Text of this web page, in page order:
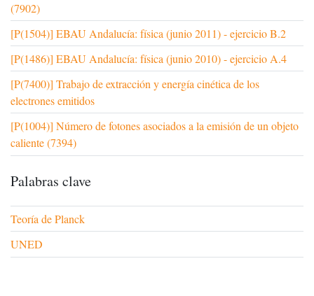
(7902)
[P(1504)] EBAU Andalucía: física (junio 2011) - ejercicio B.2
[P(1486)] EBAU Andalucía: física (junio 2010) - ejercicio A.4
[P(7400)] Trabajo de extracción y energía cinética de los
electrones emitidos
[P(1004)] Número de fotones asociados a la emisión de un objeto
caliente (7394)
Palabras clave
Teoría de Planck
UNED